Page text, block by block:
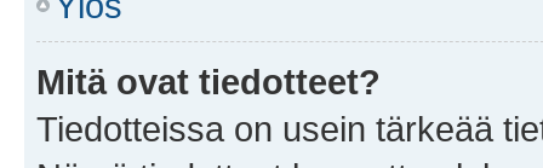
Mitä ovat tiedotteet?
Tiedotteissa on usein tärkeää